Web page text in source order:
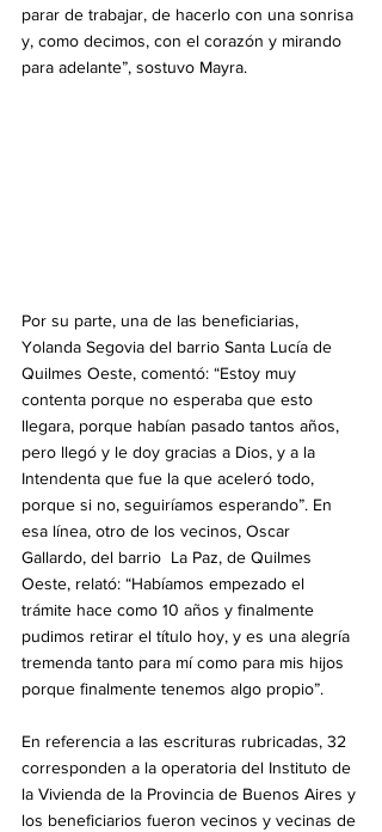
parar de trabajar, de hacerlo con una sonrisa
y, como decimos, con el corazón y mirando
para adelante”, sostuvo Mayra.
Por su parte, una de las beneficiarias,
Yolanda Segovia del barrio Santa Lucía de
Quilmes Oeste, comentó: “Estoy muy
contenta porque no esperaba que esto
llegara, porque habían pasado tantos años,
pero llegó y le doy gracias a Dios, y a la
Intendenta que fue la que aceleró todo,
porque si no, seguiríamos esperando”. En
esa línea, otro de los vecinos, Oscar
Gallardo, del barrio  La Paz, de Quilmes
Oeste, relató: “Habíamos empezado el
trámite hace como 10 años y finalmente
pudimos retirar el título hoy, y es una alegría
tremenda tanto para mí como para mis hijos
porque finalmente tenemos algo propio”.
En referencia a las escrituras rubricadas, 32
corresponden a la operatoria del Instituto de
la Vivienda de la Provincia de Buenos Aires y
los beneficiarios fueron vecinos y vecinas de